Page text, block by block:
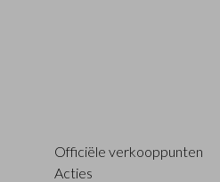
Officiële verkooppunten
Acties